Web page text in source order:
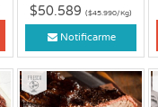
$50.589 ($45.990/Kg)
Notificarme
Fresco